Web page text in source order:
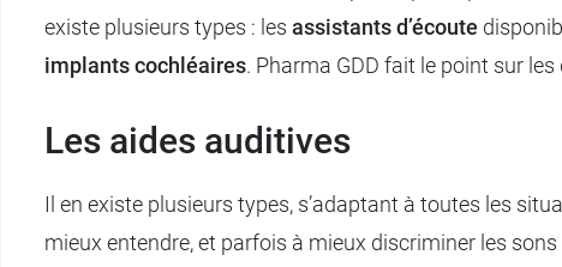
existe plusieurs types : les assistants d’écoute
implants cochléaires. Pharma GDD fait le point sur
Les aides auditives
Il en existe plusieurs types, s’adaptant à toutes les
mieux entendre, et parfois à mieux discriminer les